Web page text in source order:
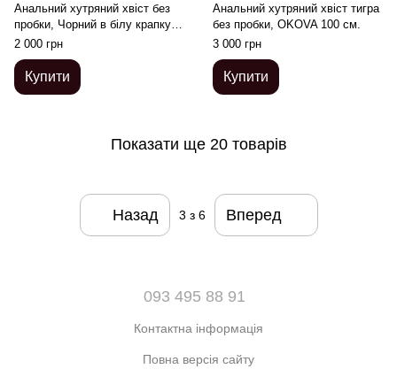
Анальний хутряний хвіст без
пробки, Чорний в білу крапку з
білим кінчиком, OKOVA 60 см.
2 000 грн
Купити
Анальний хутряний хвіст тигра
без пробки, OKOVA 100 см.
3 000 грн
Купити
Показати ще 20 товарів
Назад 3 з 6 Вперед
093 495 88 91
Контактна інформація
Повна версія сайту